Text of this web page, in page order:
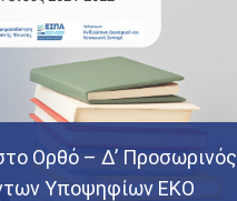
Ορθό – Δ’ Προσωρινός
Υποψηφίων ΕΚΟ